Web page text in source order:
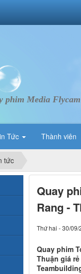
phim Media
Tức Thành viên
tức
Quay
Rang -
Thứ hai - 30/
Quay phim
Thuận giá